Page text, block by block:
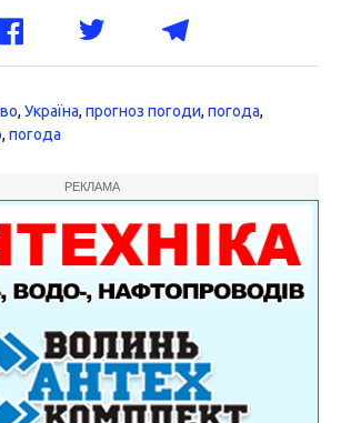
, Україна, прогноз погоди, погода,
, погода
РЕКЛАМА